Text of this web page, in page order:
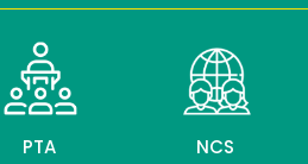
PTA NCS